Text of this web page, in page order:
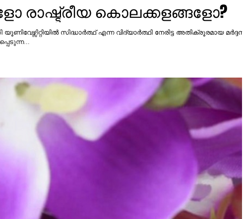
രാഷ്ട്രീയ കൊലക്കളങ്ങളോ?
സിദ്ധാർത്ഥ് എന്ന വിദ്യാർത്ഥി നേരിട്ട അതിക്രൂരമായ മർദ്ദനം,